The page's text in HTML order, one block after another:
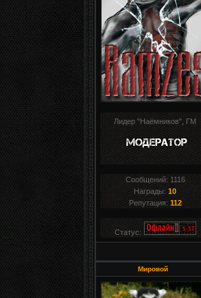
Лидер "Наёмников", ГМ
Сообщений: 1116
Награды:10
Репутация: 112
Статус:
Мировой